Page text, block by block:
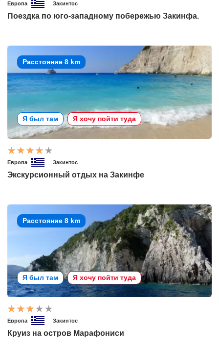
Европа Закинтос
Поездка по юго-западному побережью Закинфа.
Расстояние 8 km
Я был там Я хочу пойти туда
Европа Закинтос
Экскурсионный отдых на Закинфе
Расстояние 8 km
Я был там Я хочу пойти туда
Европа Закинтос
Круиз на остров Марафониси